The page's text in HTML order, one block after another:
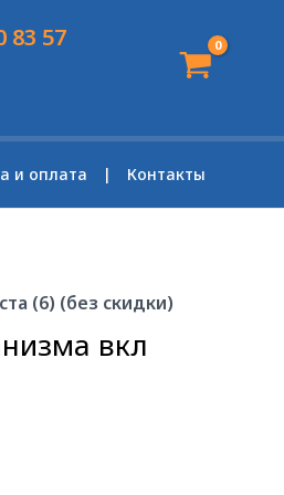
83 57
и оплата Контакты
(6) (без скидки)
вкл